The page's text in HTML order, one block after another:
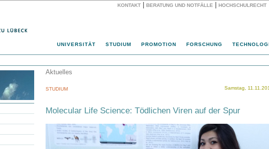
KONTAKT BERATUNG UND NOTFÄLLE HOCHSCHULRECHT
UNIVERSITÄT STUDIUM PROMOTION FORSCHUNG
Aktuelles
Samstag,
STUDIUM
Molecular Life Science: Tödlichen Viren auf der Spur